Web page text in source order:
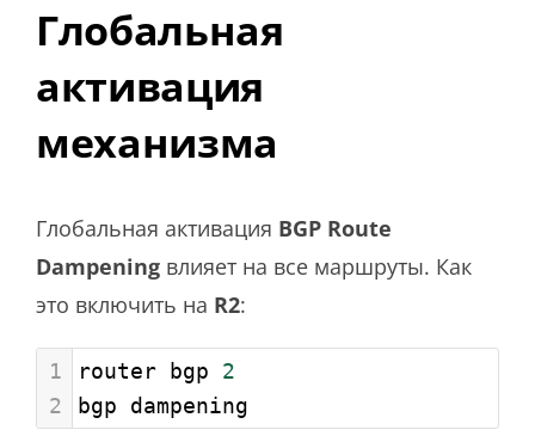
Глобальная
активация
механизма
Глобальная активация BGP Route
Dampening влияет на все маршруты. Как
это включить на R2:
1 router bgp 2
2
bgp dampening